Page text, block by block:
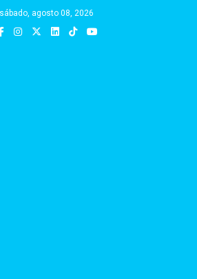
sábado, agosto 08, 2026